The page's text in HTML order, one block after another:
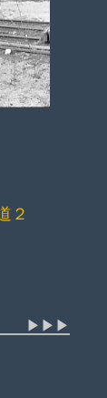
２
▶▶▶